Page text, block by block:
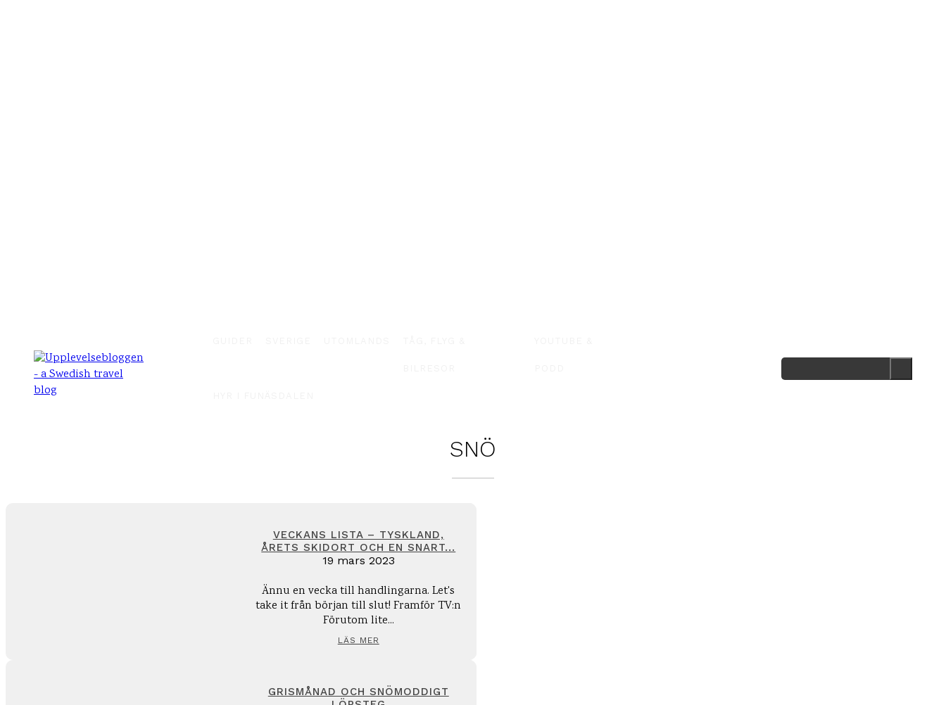
SNÖ
VECKANS LISTA – TYSKLAND,
ÅRETS SKIDORT OCH EN SNART...
19 mars 2023
Ännu en vecka till handlingarna. Let's
take it från början till slut! Framför TV:n
Förutom lite...
LÄS MER
GRISMÅNAD OCH SNÖMODDIGT